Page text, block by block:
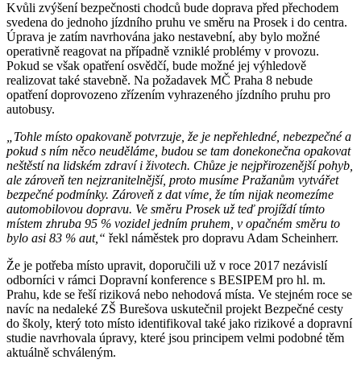
Kvůli zvýšení bezpečnosti chodců bude doprava před přechodem
svedena do jednoho jízdního pruhu ve směru na Prosek i do centra.
Úprava je zatím navrhována jako nestavební, aby bylo možné
operativně reagovat na případně vzniklé problémy v provozu.
Pokud se však opatření osvědčí, bude možné jej výhledově
realizovat také stavebně. Na požadavek MČ Praha 8 nebude
opatření doprovozeno zřízením vyhrazeného jízdního pruhu pro
autobusy.
„Tohle místo opakovaně potvrzuje, že je nepřehledné, nebezpečné a
pokud s ním něco neuděláme, budou se tam donekonečna opakovat
neštěstí na lidském zdraví i životech. Chůze je nejpřirozenější pohyb,
ale zároveň ten nejzranitelnější, proto musíme Pražanům vytvářet
bezpečné podmínky. Zároveň z dat víme, že tím nijak neomezíme
automobilovou dopravu. Ve směru Prosek už teď projíždí tímto
místem zhruba 95 % vozidel jedním pruhem, v opačném směru to
bylo asi 83 % aut,“ řekl náměstek pro dopravu Adam Scheinherr.
Že je potřeba místo upravit, doporučili už v roce 2017 nezávislí
odborníci v rámci Dopravní konference s BESIPEM pro hl. m.
Prahu, kde se řeší riziková nebo nehodová místa. Ve stejném roce se
navíc na nedaleké ZŠ Burešova uskutečnil projekt Bezpečné cesty
do školy, který toto místo identifikoval také jako rizikové a dopravní
studie navrhovala úpravy, které jsou principem velmi podobné těm
aktuálně schváleným.